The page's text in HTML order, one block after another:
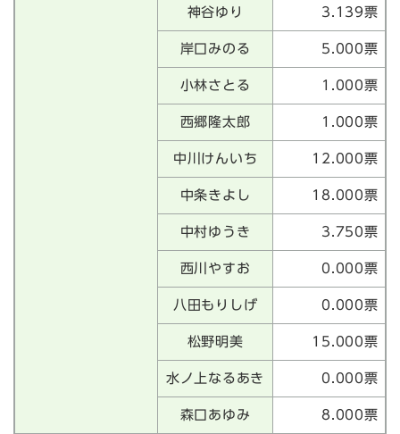
神谷ゆり 3.139票
岸口みのる 5.000票
小林さとる 1.000票
西郷隆太郎 1.000票
中川けんいち 12.000票
中条きよし 18.000票
中村ゆうき 3.750票
西川やすお 0.000票
八田もりしげ 0.000票
松野明美 15.000票
水ノ上なるあき 0.000票
森口あゆみ 8.000票